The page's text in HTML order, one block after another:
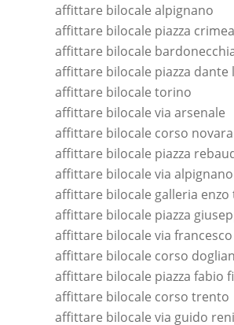
affittare bilocale alpignano
affittare bilocale piazza crimea
affittare bilocale
affittare bilocale piazza dante
affittare bilocale torino
affittare bilocale via arsenale
affittare bilocale corso novara
affittare bilocale piazza
affittare bilocale via alpignano
affittare bilocale galleria
affittare bilocale piazza
affittare bilocale via
affittare bilocale corso
affittare bilocale piazza fabio
affittare bilocale corso trento
affittare bilocale via guido reni